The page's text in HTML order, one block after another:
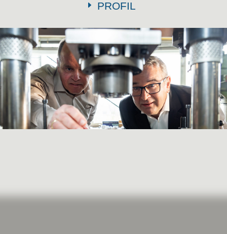
E PROFIL